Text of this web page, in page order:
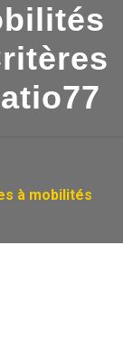
à mobilités